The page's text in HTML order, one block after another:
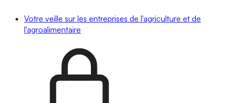
Votre veille sur les entreprises de l'agriculture et de
l'agroalimentaire